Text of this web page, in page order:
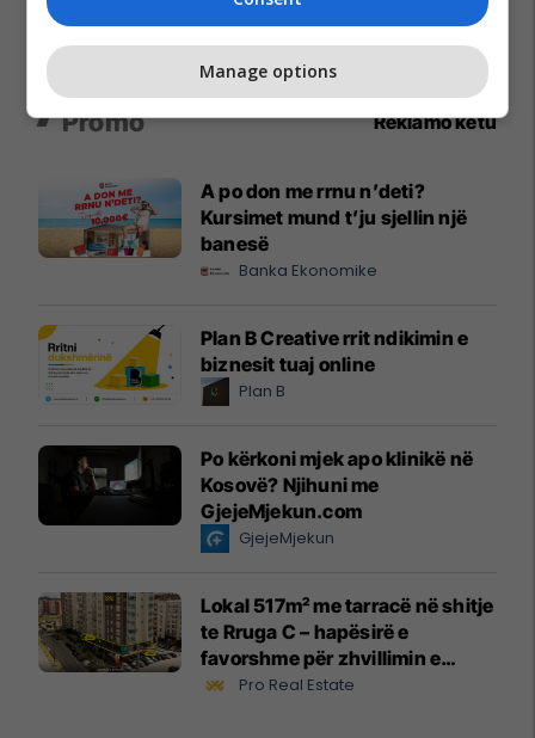
Promo Reklamo këtu
A po don me rrnu n’deti?
Kursimet mund t’ju sjellin një
banesë
Banka Ekonomike
Plan B Creative rrit ndikimin e
biznesit tuaj online
Plan B
Po kërkoni mjek apo klinikë në
Kosovë? Njihuni me
GjejeMjekun.com
GjejeMjekun
Lokal 517m² me tarracë në shitje
te Rruga C – hapësirë e
favorshme për zhvillimin e
biznesit #15796
Pro Real Estate
Manage options